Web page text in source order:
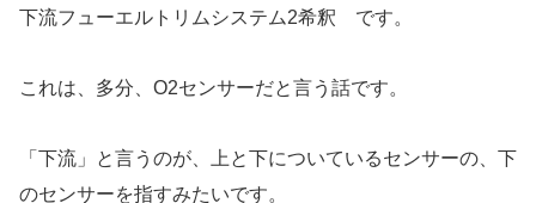
下流フューエルトリムシステム2希釈 です。
これは、多分、O2センサーだと言う話です。
「下流」と言うのが、上と下についているセンサーの、下
のセンサーを指すみたいです。